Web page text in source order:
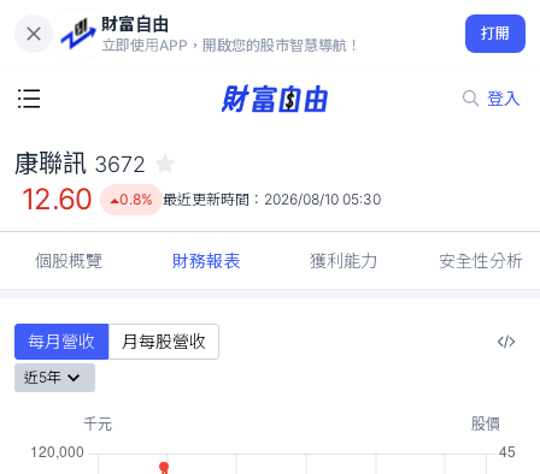
財富自由
立即使用APP，開啟您的股市智慧導航！
打開
登入
12.60
0.8%
康聯訊 3672
12.60 0.8% 最近更新時間： 2026/08/10 05:30
個股概覽 財務報表 獲利能力 安全性分析
每月營收 月每股營收
近5年